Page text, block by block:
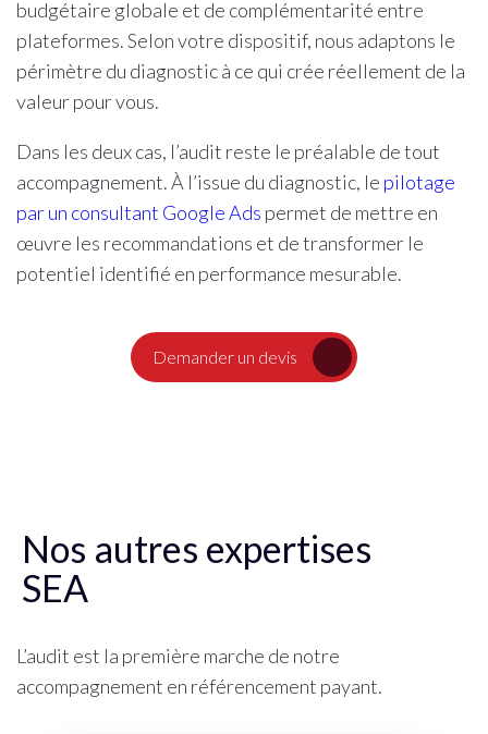
budgétaire globale et de complémentarité entre
plateformes. Selon votre dispositif, nous adaptons le
périmètre du diagnostic à ce qui crée réellement de la
valeur pour vous.
Dans les deux cas, l’audit reste le préalable de tout
accompagnement. À l’issue du diagnostic, le pilotage
par un consultant Google Ads permet de mettre en
œuvre les recommandations et de transformer le
potentiel identifié en performance mesurable.
Demander un devis
Nos autres expertises
SEA
L’audit est la première marche de notre
accompagnement en référencement payant.